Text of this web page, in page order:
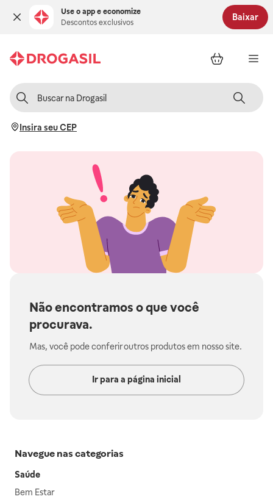
Use o app e economize
Descontos exclusivos
Baixar
Insira seu CEP
Não encontramos o que você
procurava.
Mas, você pode conferir outros produtos em nosso site.
Ir para a página inicial
Navegue nas categorias
Saúde
Bem Estar